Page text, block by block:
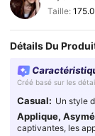
Taille: 175.0
Détails Du
Créé basé sur les
Casual: Un style
Applique,
captivantes, les